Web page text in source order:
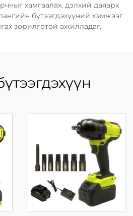
хамгаалах, дэлхий даяарх
бүтээгдэхүүний хэмжээг
зорилготой ажилладаг.